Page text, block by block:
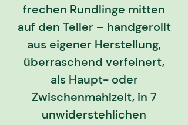
frechen Rundlinge mitten
auf den Teller – handgerollt
aus eigener Herstellung,
überraschend verfeinert,
als Haupt- oder
Zwischenmahlzeit, in 7
unwiderstehlichen